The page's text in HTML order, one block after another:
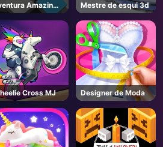
AD
Amazing
Mestre de esqui 3d
Cross MJ Designer de Moda